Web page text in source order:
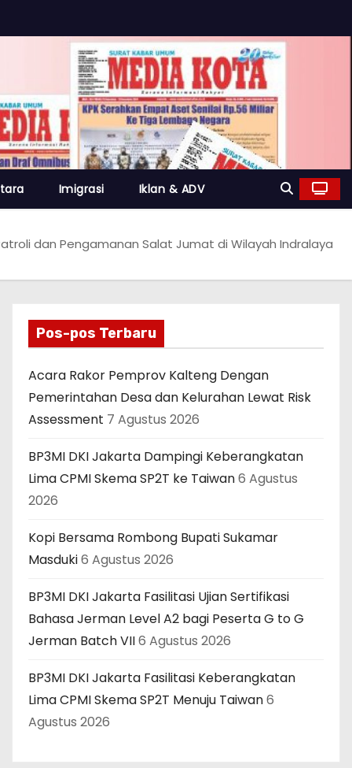
Imigrasi Iklan & ADV
dan Pengamanan Salat Jumat di Wilayah Indralaya
Pos-pos Terbaru
Acara Rakor Pemprov Kalteng Dengan
Pemerintahan Desa dan Kelurahan Lewat Risk
Assessment 7 Agustus 2026
BP3MI DKI Jakarta Dampingi Keberangkatan
Lima CPMI Skema SP2T ke Taiwan6 Agustus
2026
Kopi Bersama Rombong Bupati Sukamar
Masduki6 Agustus 2026
BP3MI DKI Jakarta Fasilitasi Ujian Sertifikasi
Bahasa Jerman Level A2 bagi Peserta G to G
Jerman Batch VII6 Agustus 2026
BP3MI DKI Jakarta Fasilitasi Keberangkatan
Lima CPMI Skema SP2T Menuju Taiwan6
Agustus 2026